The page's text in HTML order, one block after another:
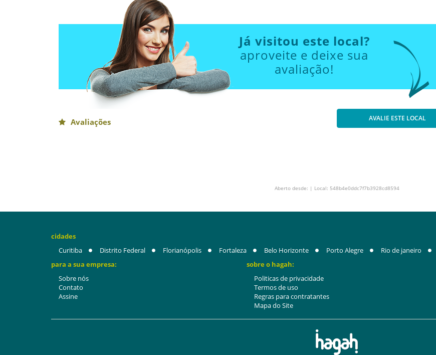
Já visitou este local?
aproveite e deixe sua
avaliação!
Avaliações AVALIE ESTE LOCAL
Aberto desde: | Local: 548b4e0ddc7f7b3928cd8594
cidades
Curitiba
Distrito Federal Florianópolis Fortaleza Belo Horizonte Porto Alegre Rio de janeiro
para a sua empresa:
Sobre nós
Contato
Assine
sobre o hagah:
Politicas de privacidade
Termos de uso
Regras para contratantes
Mapa do Site